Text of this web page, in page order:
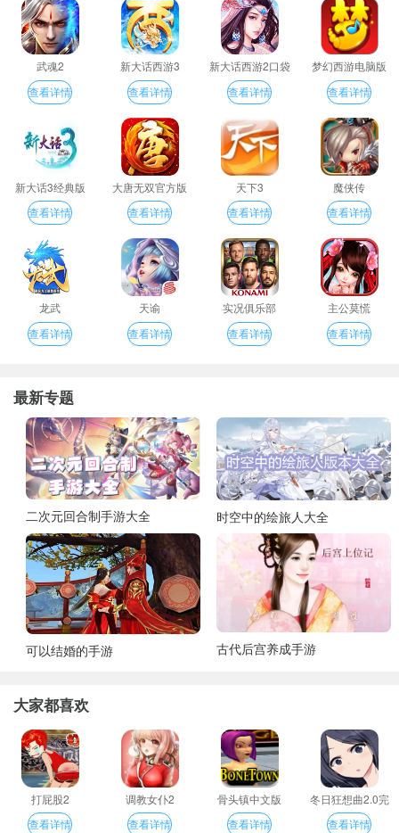
武魂2
查看详情
新大话西游3
查看详情
新大话西游2口袋
版
查看详情
梦幻西游电脑版
查看详情
新大话3经典版
查看详情
大唐无双官方版
查看详情
天下3
查看详情
魔侠传
查看详情
龙武
查看详情
天谕
查看详情
实况俱乐部
查看详情
主公莫慌
查看详情
最新专题
二次元回合制手游大全 时空中的绘旅人大全
可以结婚的手游 古代后宫养成手游
大家都喜欢
打屁股2
查看详情
调教女仆2
查看详情
骨头镇中文版
查看详情
冬日狂想曲2.0完
整汉化版
查看详情